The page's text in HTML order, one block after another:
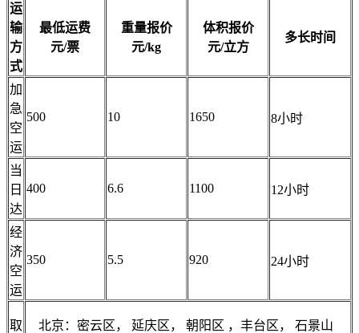
运
输
方
式
最低运费
元/票
重量报价
元/kg
体积报价
元/立方
多长时间
加
急
空
运
500 10 1650 8小时
当
日
达
400 6.6 1100 12小时
经
济
空
运
350 5.5 920 24小时
取
北京：密云区， 延庆区， 朝阳区 ，丰台区， 石景山